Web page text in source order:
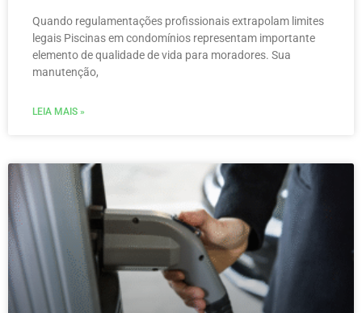
Quando regulamentações profissionais extrapolam limites
legais Piscinas em condomínios representam importante
elemento de qualidade de vida para moradores. Sua
manutenção,
LEIA MAIS »